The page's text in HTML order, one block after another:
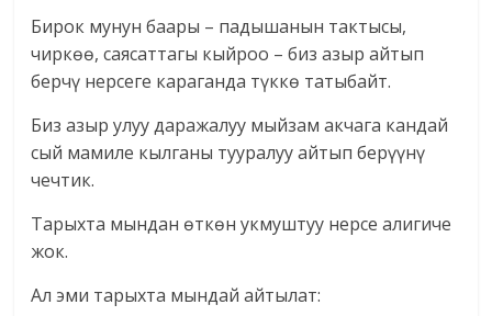
Бирок мунун баары – падышанын тактысы,
чиркөө, саясаттагы кыйроо – биз азыр айтып
берчү нерсеге караганда түккө татыбайт.
Биз азыр улуу даражалуу мыйзам акчага кандай
сый мамиле кылганы тууралуу айтып берүүнү
чечтик.
Тарыхта мындан өткөн укмуштуу нерсе алигиче
жок.
Ал эми тарыхта мындай айтылат: